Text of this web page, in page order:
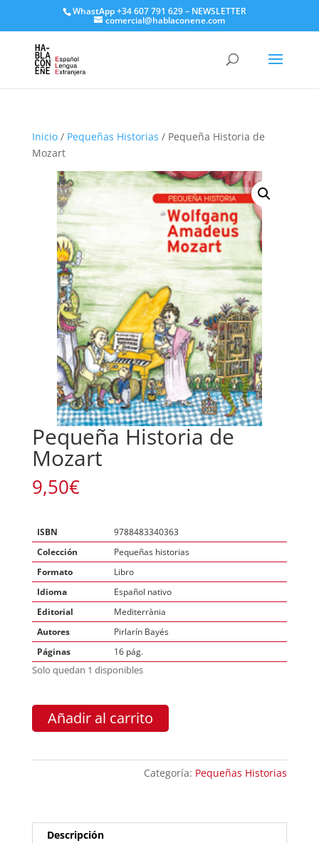
WhastApp+34 607 791 629– NEWSLETTER
comercial@hablaconene.com
Inicio/ Pequeñas Historias / Pequeña Historia de
Mozart
Pequeña Historia de
Mozart
9,50€
ISBN
9788483340363
Colección
Pequeñas historias
Formato
Libro
Idioma
Español nativo
Editorial
Mediterrània
Autores
Pirlarín Bayés
Páginas
16 pág.
Solo quedan 1 disponibles
Pequeña
Historia
Mozart
Añadir al carrito
Categoría: Pequeñas Historias
Descripción